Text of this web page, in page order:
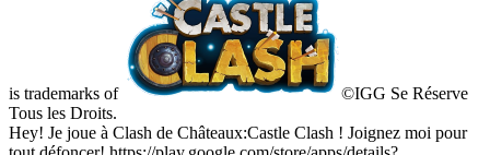
is trademarks of
©IGG Se Réserve
Tous les Droits.
Hey! Je joue à Clash de Châteaux:Castle Clash ! Joignez moi pour